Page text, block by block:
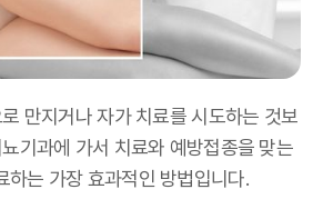
만지거나 자가 치료를 시도하는 것보
기과에 가서 치료와 예방접종을 맞는
하는 가장 효과적인 방법입니다.